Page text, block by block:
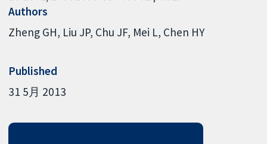
Authors
Zheng GH Liu JP Chu JF Mei L Chen HY
Published
31 5月 2013